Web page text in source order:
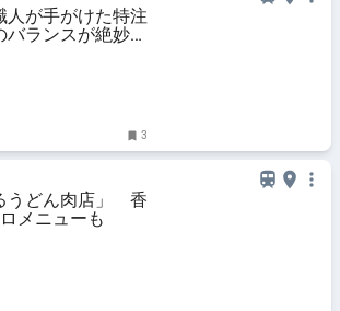
人が手がけた特注
ランスが絶妙な
3
うどん肉店」 香
メニューも